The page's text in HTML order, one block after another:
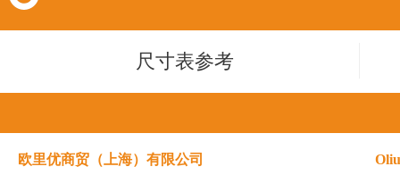
欧里优商贸（上海）有限公司
尺寸表参考